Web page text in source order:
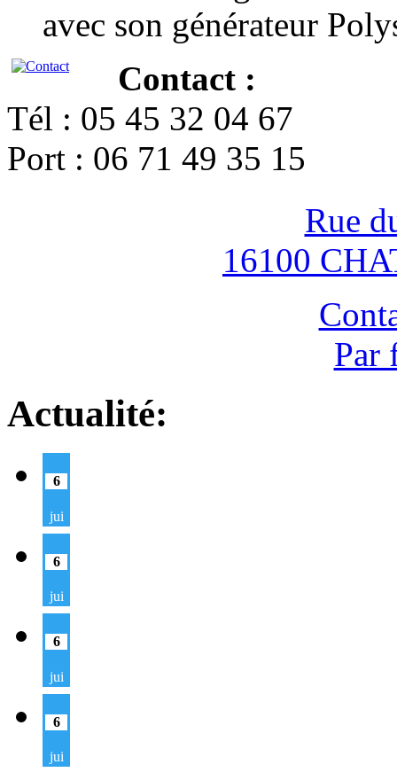
avec son générateur
Contact :
Tél : 05 45 32 04 67
Port : 06 71 49 35 15
Rue
16100
Par
Actualité:
6
jui
6
jui
6
jui
6
jui